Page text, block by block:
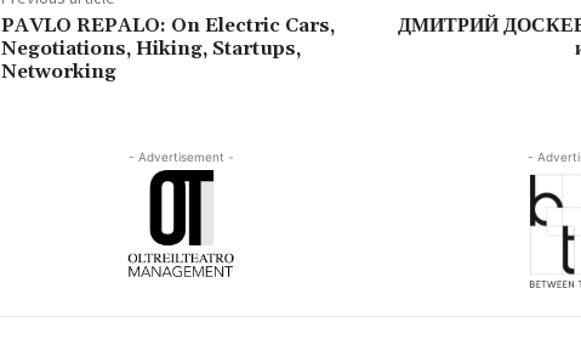
PAVLO REPALO: On Electric Cars,
Negotiations, Hiking, Startups,
Networking
ДМИТРИЙ
- Advertisement - -